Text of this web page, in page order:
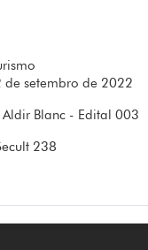
de setembro de 2022
Blanc - Edital 003
238